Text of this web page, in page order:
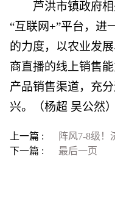
芦洪市镇政府
“互联网+”平台，进
的力度，以农业发
商直播的线上销售
产品销售渠道，充
兴。（杨超 吴公然）
上一篇 :
阵风7-8级！
下一篇 :
最后一页